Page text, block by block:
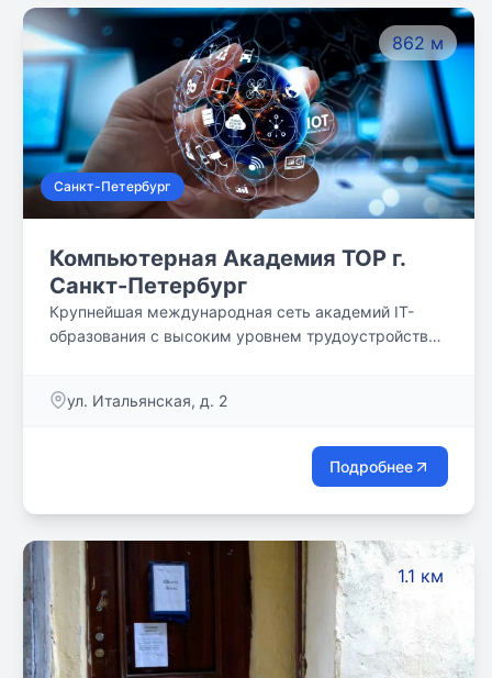
862 м
Санкт-Петербург
Компьютерная Академия TOP г.
Санкт-Петербург
Крупнейшая международная сеть академий IT-
образования с высоким уровнем трудоустройства
ул. Итальянская, д. 2
Подробнее
1.1 км